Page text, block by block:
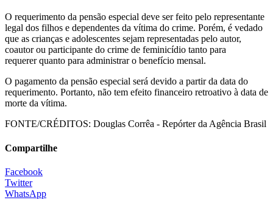
O requerimento da pensão especial deve ser feito pelo representante
legal dos filhos e dependentes da vítima do crime. Porém, é vedado
que as crianças e adolescentes sejam representadas pelo autor,
coautor ou participante do crime de feminicídio tanto para
requerer quanto para administrar o benefício mensal.
O pagamento da pensão especial será devido a partir da data do
requerimento. Portanto, não tem efeito financeiro retroativo à data de
morte da vítima.
FONTE/CRÉDITOS: Douglas Corrêa - Repórter da Agência Brasil
Compartilhe
Facebook
Twitter
WhatsApp